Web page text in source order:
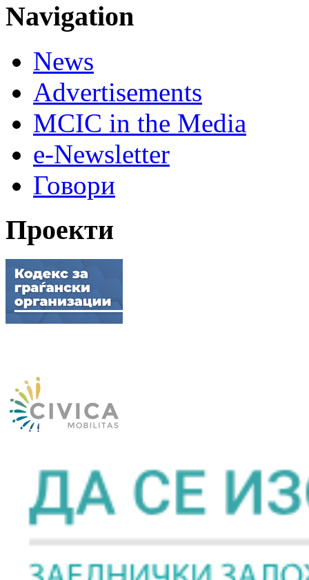
Navigation
News
Advertisements
MCIC in the Media
e-Newsletter
Говори
Проекти